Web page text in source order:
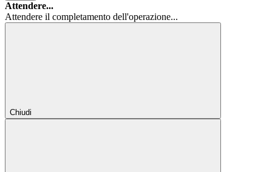
Attendere...
Attendere il completamento dell'operazione...
Chiudi